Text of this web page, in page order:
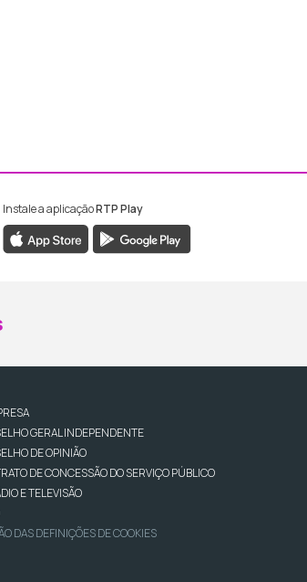
Madeira
RTP Madeira
Instale a aplicaçãoRTP Play
GERAL INDEPENDENTE
DE OPINIÃO
DE CONCESSÃO DO SERVIÇO PÚBLICO
E TELEVISÃO
DAS DEFINIÇÕES DE COOKIES